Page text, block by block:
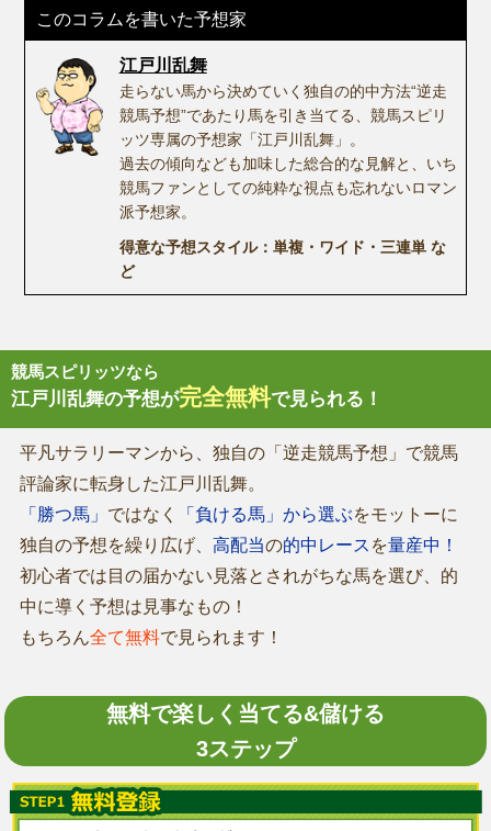
このコラムを書いた予想家
江戸川乱舞
走らない馬から決めていく独自の的中方法“逆走
競馬予想”であたり馬を引き当てる、競馬スピリ
ッツ専属の予想家「江戸川乱舞」。
過去の傾向なども加味した総合的な見解と、いち
競馬ファンとしての純粋な視点も忘れないロマン
派予想家。
得意な予想スタイル：単複・ワイド・三連単 な
ど
競馬スピリッツなら
江戸川乱舞の予想が完全無料で見られる！
平凡サラリーマンから、独自の「逆走競馬予想」で競馬
評論家に転身した江戸川乱舞。
「勝つ馬」 ではなく 「負ける馬」から選ぶをモットーに
独自の予想を繰り広げ、 高配当の的中レース を量産中！
初心者では目の届かない見落とされがちな馬を選び、的
中に導く予想は見事なもの！
もちろん全て無料で見られます！
無料で楽しく当てる&儲ける
3ステップ